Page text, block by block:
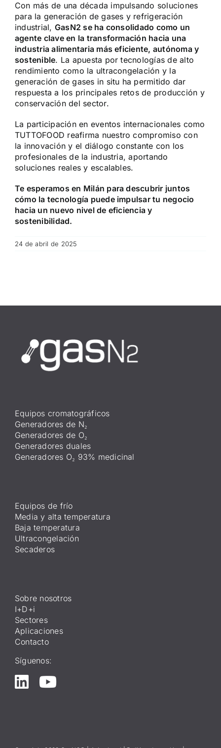
Con más de una década impulsando soluciones
para la generación de gases y refrigeración
industrial, GasN2 se ha consolidado como un
agente clave en la transformación hacia una
industria alimentaria más eficiente, autónoma y
sostenible. La apuesta por tecnologías de alto
rendimiento como la ultracongelación y la
generación de gases in situ ha permitido dar
respuesta a los principales retos de producción y
conservación del sector.
La participación en eventos internacionales como
TUTTOFOOD reafirma nuestro compromiso con
la innovación y el diálogo constante con los
profesionales de la industria, aportando
soluciones reales y escalables.
Te esperamos en Milán para descubrir juntos
cómo la tecnología puede impulsar tu negocio
hacia un nuevo nivel de eficiencia y
sostenibilidad.
24 de abril de 2025
Equipos cromatográficos
Generadores de N₂
Generadores de O₂
Generadores duales
Generadores O₂ 93% medicinal
Equipos de frío
Media y alta temperatura
Baja temperatura
Ultracongelación
Secaderos
Sobre nosotros
I+D+i
Sectores
Aplicaciones
Contacto
Síguenos: